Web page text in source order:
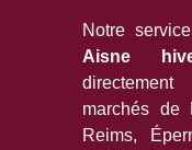
Notre
Aisne
marchés
Reims,